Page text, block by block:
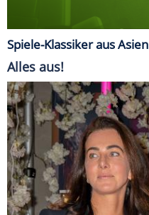
Spiele-Klassiker aus Asien
Alles aus!